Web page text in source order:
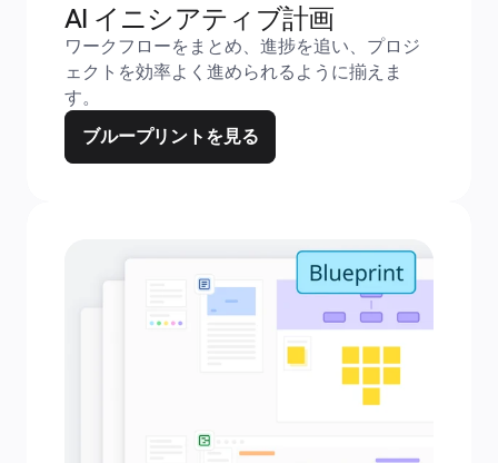
AI イニシアティブ計画
ワークフローをまとめ、進捗を追い、プロジ
ェクトを効率よく進められるように揃えま
す。
ブループリントを見る